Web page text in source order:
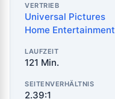
VERTRIEB
Universal Pictures
Home Entertainment
LAUFZEIT
121 Min.
SEITENVERHÄLTNIS
2.39:1